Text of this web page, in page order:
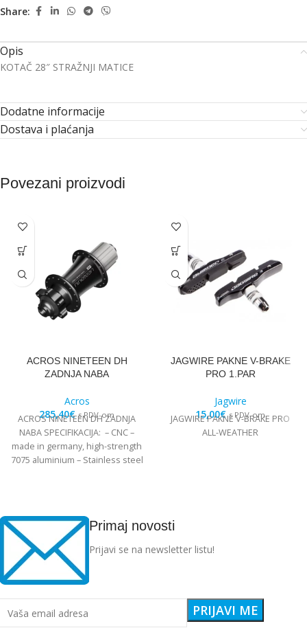
Share:
Opis
KOTAČ 28″ STRAŽNJI MATICE
Dodatne informacije
Dostava i plaćanja
Povezani proizvodi
ACROS NINETEEN DH
ZADNJA NABA
Acros
285,40€ s PDV-om
ACROS NINETEEN DH ZADNJA
NABA SPECIFIKACIJA: – CNC –
made in germany, high-strength
7075 aluminium – Stainless steel
JAGWIRE PAKNE V-BRAKE
PRO 1.PAR
Jagwire
15,00€ s PDV-om
JAGWIRE PAKNE V-BRAKE PRO
ALL-WEATHER
Primaj novosti
Prijavi se na newsletter listu!